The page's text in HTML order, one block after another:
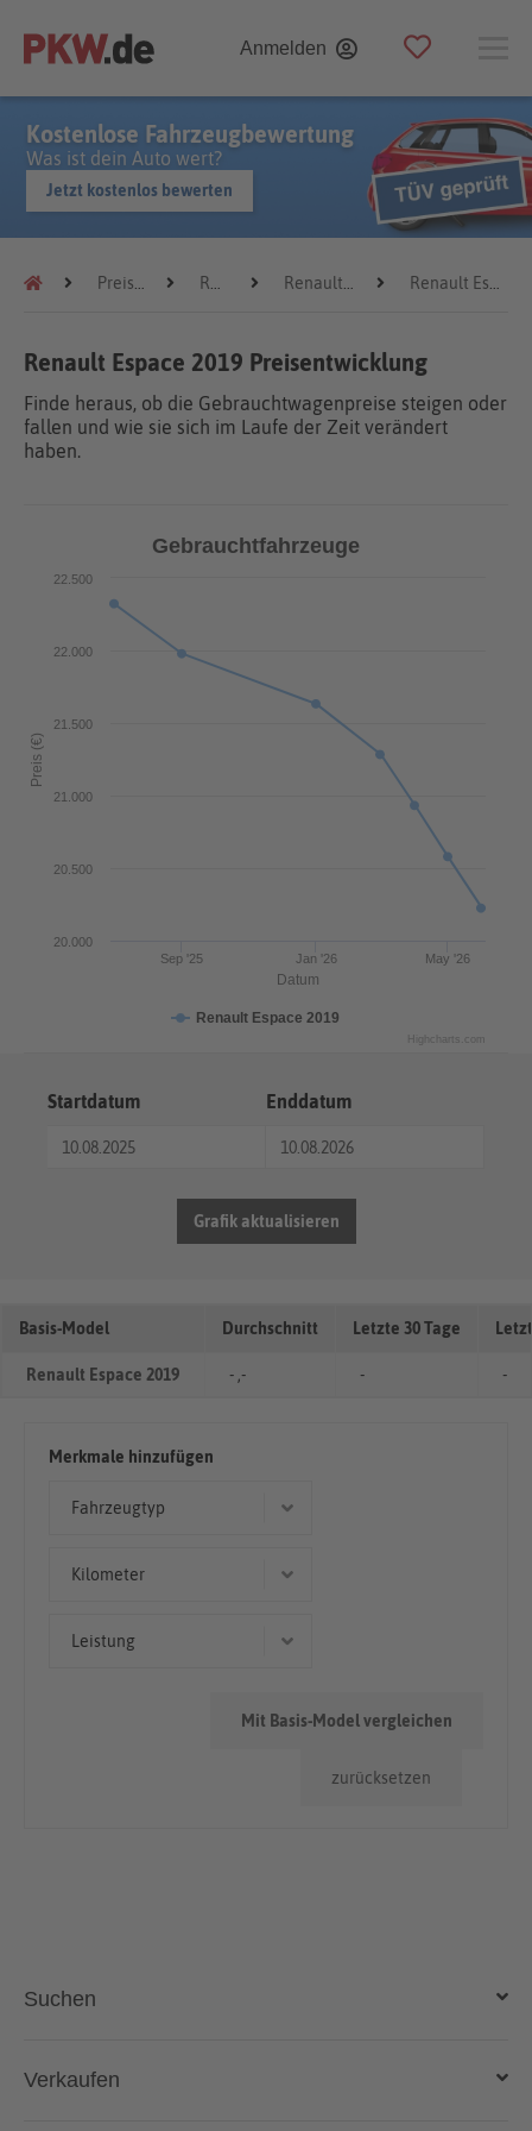
Anmelden
Kostenlose Fahrzeugbewertung
Was ist dein Auto wert?
Jetzt kostenlos bewerten
Preistrends Renault Renault Espace Renault Espace 2019
Renault Espace 2019 Preisentwicklung
Finde heraus, ob die Gebrauchtwagenpreise steigen oder
fallen und wie sie sich im Laufe der Zeit verändert
haben.
Datum
Preis (€)
Gebrauchtfahrzeuge
Renault Espace 2019
Jan '26
Sep '25 May '26
20.000
20.500
21.000
21.500
22.000
22.500
Highcharts.com
Startdatum Enddatum
Grafik aktualisieren
Basis-Model Durchschnitt Letzte 30 Tage
Renault Espace 2019 - ,- - -
Merkmale hinzufügen
Fahrzeugtyp
Kilometer
Leistung
zurücksetzen
Mit Basis-Model vergleichen
Suchen
Auto kaufen
Verkaufen